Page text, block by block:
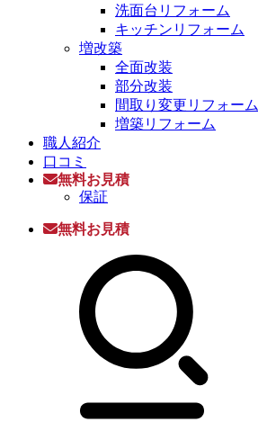
洗面台リフォーム
キッチンリフォーム
増改築
全面改装
部分改装
間取り変更リフォーム
増築リフォーム
職人紹介
口コミ
無料お見積
保証
無料お見積